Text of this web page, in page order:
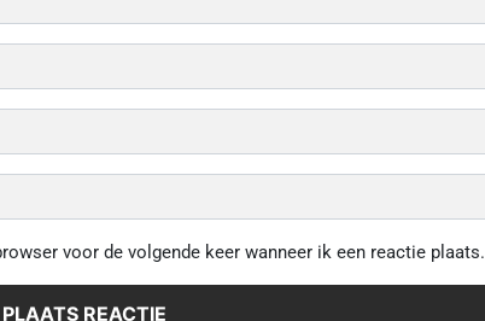
voor de volgende keer wanneer ik een reactie plaats.